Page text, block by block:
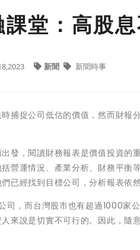
堂：高股
新聞 新聞時事
捕捉公司低估的價值，然而財
發，閱讀財務報表是價值投資的
營運情況、產業分析、財務平
已經找到目標公司，分析報表依
司，而台灣股市也有超過1000家
來說是切實不可行的。因此，